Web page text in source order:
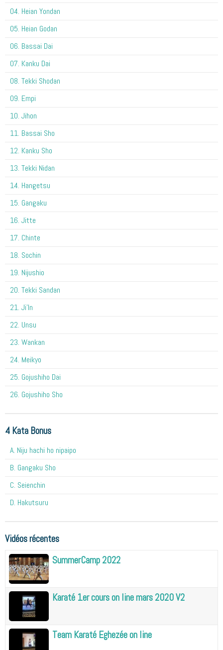
04. Heian Yondan
05. Heian Godan
06. Bassai Dai
07. Kanku Dai
08. Tekki Shodan
09. Empi
10. Jihon
11. Bassai Sho
12. Kanku Sho
13. Tekki Nidan
14. Hangetsu
15. Gangaku
16. Jitte
17. Chinte
18. Sochin
19. Nijushio
20. Tekki Sandan
21. Ji'In
22. Unsu
23. Wankan
24. Meikyo
25. Gojushiho Dai
26. Gojushiho Sho
4 Kata Bonus
A. Niju hachi ho nipaipo
B. Gangaku Sho
C. Seienchin
D. Hakutsuru
Vidéos récentes
SummerCamp 2022
Karaté 1er cours on line mars 2020 V2
Team Karaté Eghezée on line